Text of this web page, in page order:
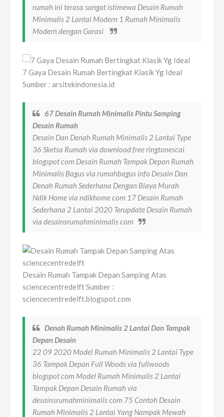
rumah ini terasa sangat istimewa Desain Rumah
Minimalis 2 Lantai Modern 1 Rumah Minimalis
Modern dengan Garasi
7 Gaya Desain Rumah Bertingkat Klasik Yg Ideal
Sumber : arsitekindonesia.id
67 Desain Rumah Minimalis Pintu Samping
Desain Rumah
Desain Dan Denah Rumah Minimalis 2 Lantai Type
36 Sketsa Rumah via download free ringtonescai
blogspot com Desain Rumah Tampak Depan Rumah
Minimalis Bagus via rumahbagus info Desain Dan
Denah Rumah Sederhana Dengan Biaya Murah
Ndik Home via ndikhome com 17 Desain Rumah
Sederhana 2 Lantai 2020 Terupdate Desain Rumah
via desainsrumahminimalis com
Desain Rumah Tampak Depan Samping Atas
sciencecentredelft Sumber :
sciencecentredelft.blogspot.com
Denah Rumah Minimalis 2 Lantai Dan Tampak
Depan Desain
22 09 2020 Model Rumah Minimalis 2 Lantai Type
36 Tampak Depan Full Woods via fullwoods
blogspot com Model Rumah Minimalis 2 Lantai
Tampak Depan Desain Rumah via
desainsrumahminimalis com 75 Contoh Desain
Rumah Minimalis 2 Lantai Yang Nampak Mewah